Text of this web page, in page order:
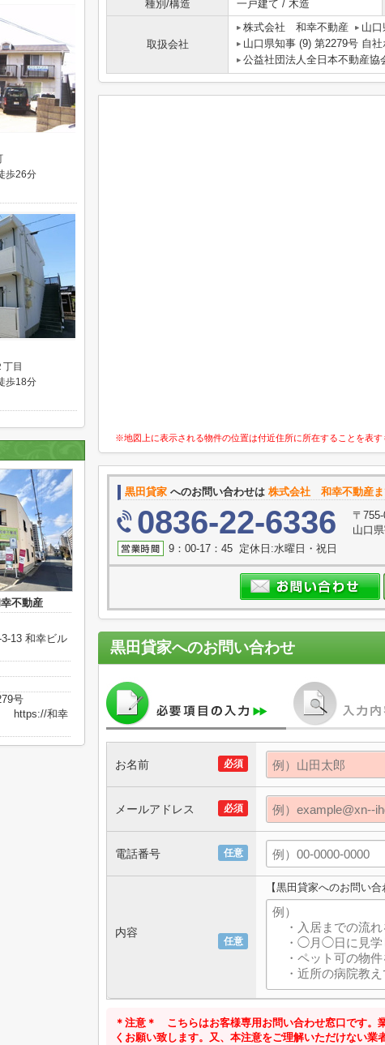
種別/構造
一戸建て / 木造
取扱会社
株式会社 和幸不動産 山
山口県知事 (9) 第2279号
公益社団法人全日本不動産協
※地図上に表示される物件の位置は付近住所に所在することを表
黒田貸家 へのお問い合わせは 株式会社 和幸不動産
0836-22-6336
〒
山口
9：00-17：45 定休日:水曜日・祝日
黒田貸家へのお問い合わせ
必須
お名前
必須
メールアドレス
任意
電話番号
任意
内容
【黒田貸家へのお問い合
＊注意＊ こちらはお客様専用お問い合わせ窓口です。
くお願い致します。又、本注意をご理解いただけない
歩26分
目
歩18分
不動産
13 和幸ビル
号
https://和幸